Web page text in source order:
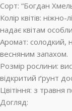
Сорт: “Богдан
Колір квітів:
надає квітам
Аромат: солодкий,
весняним запахом.
Розмір рослини:
відкритий ґрунт
Цвітіння: з травня
Догляд: